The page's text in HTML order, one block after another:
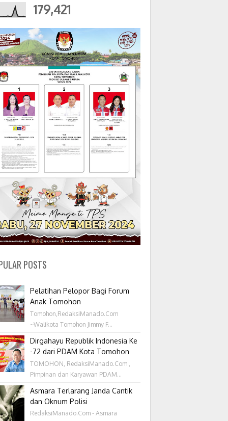
179,421
POSTS
Pelatihan Pelopor Bagi Forum
Anak Tomohon
Tomohon,RedaksiManado.Com
~Walikota Tomohon Jimmy F...
Dirgahayu Republik Indonesia Ke
-72 dari PDAM Kota Tomohon
TOMOHON, RedaksiManado.Com ,
Pimpinan dan Karyawan PDAM...
Asmara Terlarang Janda Cantik
dan Oknum Polisi
RedaksiManado.Com - Asmara